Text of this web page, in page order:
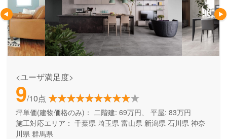
<ユーザ満足度>
9/10点
坪単価(建物価格のみ)： 二階建: 69万円、 平屋: 83万円
施工対応エリア： 千葉県 埼玉県 富山県 新潟県 石川県 神奈
川県 群馬県